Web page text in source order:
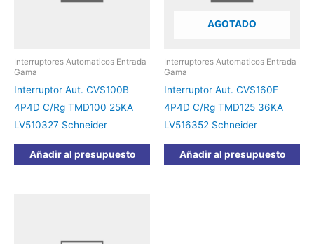
Interruptores Automaticos Entrada
Gama
Interruptor Aut. CVS100B
4P4D C/Rg TMD100 25KA
LV510327 Schneider
Añadir al presupuesto
AGOTADO
Interruptores Automaticos Entrada
Gama
Interruptor Aut. CVS160F
4P4D C/Rg TMD125 36KA
LV516352 Schneider
Añadir al presupuesto